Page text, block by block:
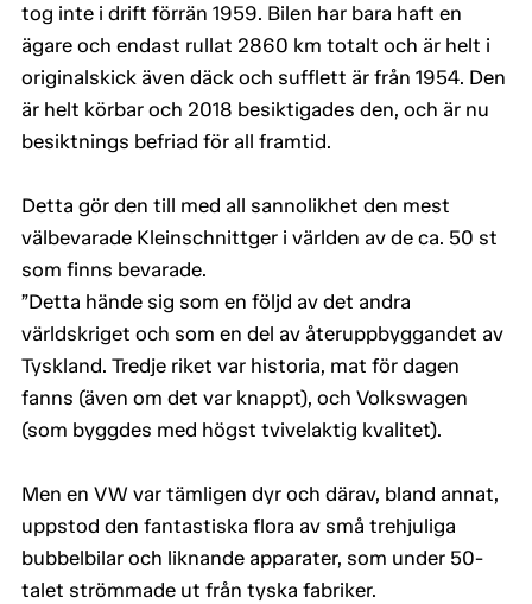
tog inte i drift förrän 1959. Bilen har bara haft en
ägare och endast rullat 2860 km totalt och är helt i
originalskick även däck och sufflett är från 1954. Den
är helt körbar och 2018 besiktigades den, och är nu
besiktnings befriad för all framtid.
Detta gör den till med all sannolikhet den mest
välbevarade Kleinschnittger i världen av de ca. 50 st
som finns bevarade.
”Detta hände sig som en följd av det andra
världskriget och som en del av återuppbyggandet av
Tyskland. Tredje riket var historia, mat för dagen
fanns (även om det var knappt), och Volkswagen
(som byggdes med högst tvivelaktig kvalitet).
Men en VW var tämligen dyr och därav, bland annat,
uppstod den fantastiska flora av små trehjuliga
bubbelbilar och liknande apparater, som under 50-
talet strömmade ut från tyska fabriker.